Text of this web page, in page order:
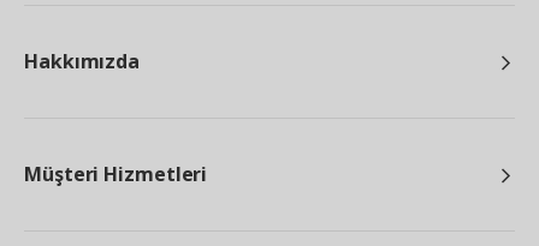
Hakkımızda
Müşteri Hizmetleri